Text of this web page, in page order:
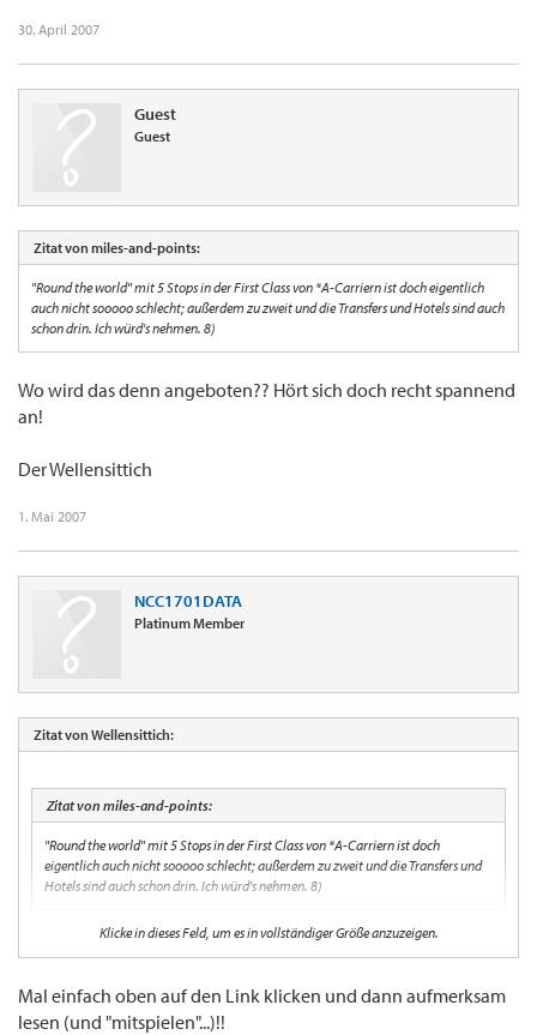
30. April 2007
Guest
Guest
Zitat von miles-and-points:
"Round the world" mit 5 Stops in der First Class von *A-Carriern ist doch eigentlich
auch nicht sooooo schlecht; außerdem zu zweit und die Transfers und Hotels sind auch
schon drin. Ich würd's nehmen. 8)
Wo wird das denn angeboten?? Hört sich doch recht spannend
an!
Der Wellensittich
1. Mai 2007
NCC1701DATA
Platinum Member
Zitat von Wellensittich:
Zitat von miles-and-points:
"Round the world" mit 5 Stops in der First Class von *A-Carriern ist doch
eigentlich auch nicht sooooo schlecht; außerdem zu zweit und die Transfers und
Hotels sind auch schon drin. Ich würd's nehmen. 8)
Wo wird das denn angeboten?? Hört sich doch recht spannend an!
Der Wellensittich
Klicke in dieses Feld, um es in vollständiger Größe anzuzeigen.
Mal einfach oben auf den Link klicken und dann aufmerksam
lesen (und "mitspielen"...)!!